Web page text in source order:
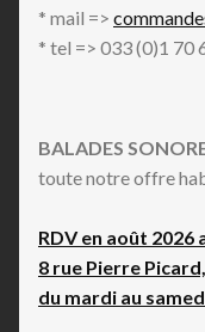
* mail =>
* tel => 033 (0)1 70
BALADES
toute notre offre
RDV en août 2026
8 rue Pierre
du mardi au